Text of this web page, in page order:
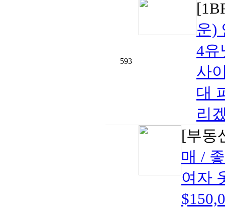
593
운)
4유
사
대
리
[부동
매 /
여자